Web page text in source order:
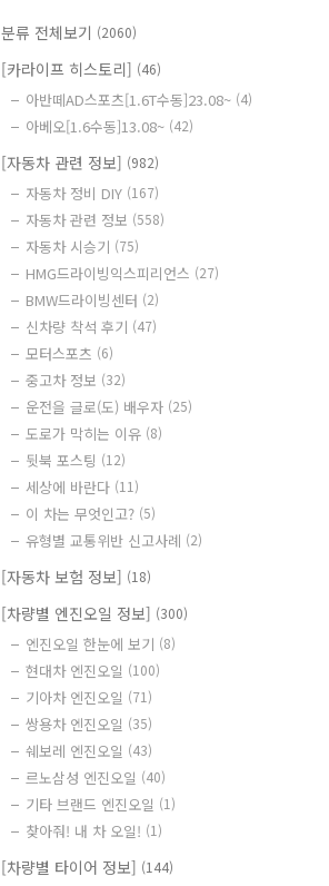
분류 전체보기 (2060)
[카라이프 히스토리] (46)
아반떼AD스포츠[1.6T수동]23.08~ (4)
아베오[1.6수동]13.08~ (42)
[자동차 관련 정보] (982)
자동차 정비 DIY (167)
자동차 관련 정보 (558)
자동차 시승기 (75)
HMG드라이빙익스피리언스 (27)
BMW드라이빙센터 (2)
신차량 착석 후기 (47)
모터스포츠 (6)
중고차 정보 (32)
운전을 글로(도) 배우자 (25)
도로가 막히는 이유 (8)
뒷북 포스팅 (12)
세상에 바란다 (11)
이 차는 무엇인고? (5)
유형별 교통위반 신고사례 (2)
[자동차 보험 정보] (18)
[차량별 엔진오일 정보] (300)
엔진오일 한눈에 보기 (8)
현대차 엔진오일 (100)
기아차 엔진오일 (71)
쌍용차 엔진오일 (35)
쉐보레 엔진오일 (43)
르노삼성 엔진오일 (40)
기타 브랜드 엔진오일 (1)
찾아줘! 내 차 오일! (1)
[차량별 타이어 정보] (144)